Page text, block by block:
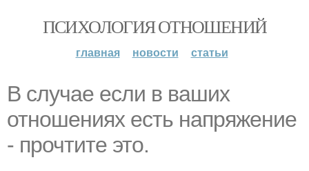
ПСИХОЛОГИЯ ОТНОШЕНИЙ
главная новости статьи
В случае если в ваших
отношениях есть напряжение
- прочтите это.